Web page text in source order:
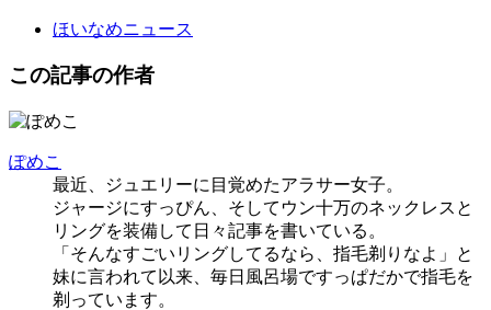
ほいなめニュース
この記事の作者
ぽめこ
最近、ジュエリーに目覚めたアラサー女子。
ジャージにすっぴん、そしてウン十万のネックレスと
リングを装備して日々記事を書いている。
「そんなすごいリングしてるなら、指毛剃りなよ」と
妹に言われて以来、毎日風呂場ですっぱだかで指毛を
剃っています。